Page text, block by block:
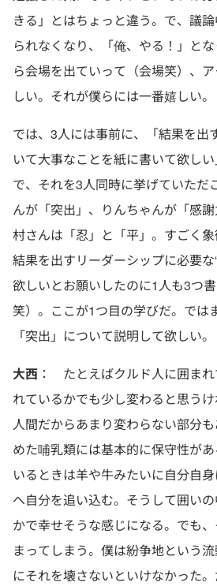
きる」とはちょっと違う。で、議
られなくなり、「俺、やる！」と
ら会場を出ていって（会場笑）、
しい。それが僕らには一番嬉しい。
では、3人には事前に、「結果を出
いて大事なことを紙に書いて欲し
で、それを3人同時に挙げていた
んが「突出」、りんちゃんが「感
村さんは「忍」と「平」。すごく象
結果を出すリーダーシップに必要な
欲しいとお願いしたのに1人も3つ
笑）。ここが1つ目の学びだ。では
「突出」について説明して欲しい。
大西 ： たとえばクルド人に囲ま
れているかでも少し変わると思う
人間だからあまり変わらない部分
めた哺乳類には基本的に保守性が
いるときは羊や牛みたいに自分自
へ自分を追い込む。そうして囲い
かで幸せそうな感じになる。でも
まってしまう。僕は紛争地という
にそれを壊さないといけなかった